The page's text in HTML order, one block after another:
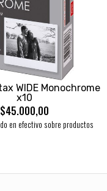
WIDE Monochrome
x10
$45.000,00
en efectivo sobre productos